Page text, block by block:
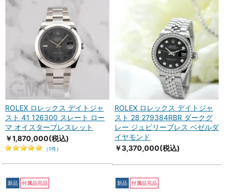
ROLEX ロレックス デイトジャ
スト 41 126300 スレート ロー
マ オイスターブレスレット
￥1,870,000(税込)
（1件）
ROLEX ロレックス デイトジャ
スト 28 279384RBR ダークグ
レー ジュビリーブレス ベゼルダ
イヤモンド
￥3,370,000(税込)
新品 付属品完品 新品 付属品完品